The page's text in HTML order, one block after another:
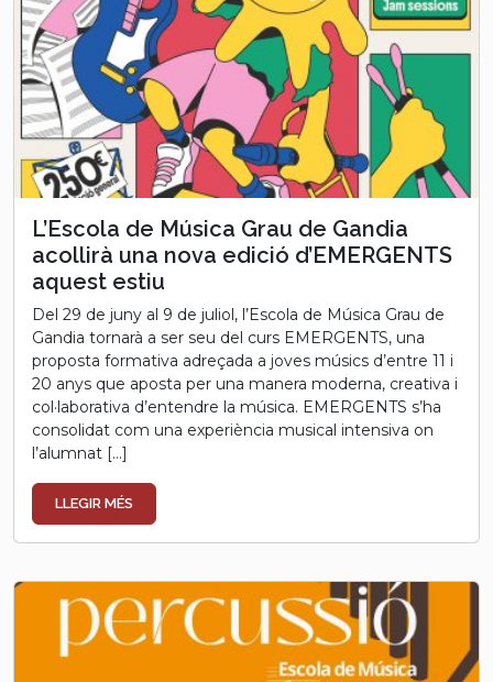
L’Escola de Música Grau de Gandia
acollirà una nova edició d’EMERGENTS
aquest estiu
Del 29 de juny al 9 de juliol, l’Escola de Música Grau de
Gandia tornarà a ser seu del curs EMERGENTS, una
proposta formativa adreçada a joves músics d’entre 11 i
20 anys que aposta per una manera moderna, creativa i
col·laborativa d’entendre la música. EMERGENTS s’ha
consolidat com una experiència musical intensiva on
l’alumnat […]
LLEGIR MÉS